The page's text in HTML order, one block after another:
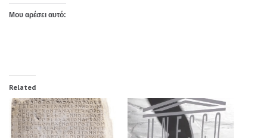
Μου αρέσει αυτό:
Related